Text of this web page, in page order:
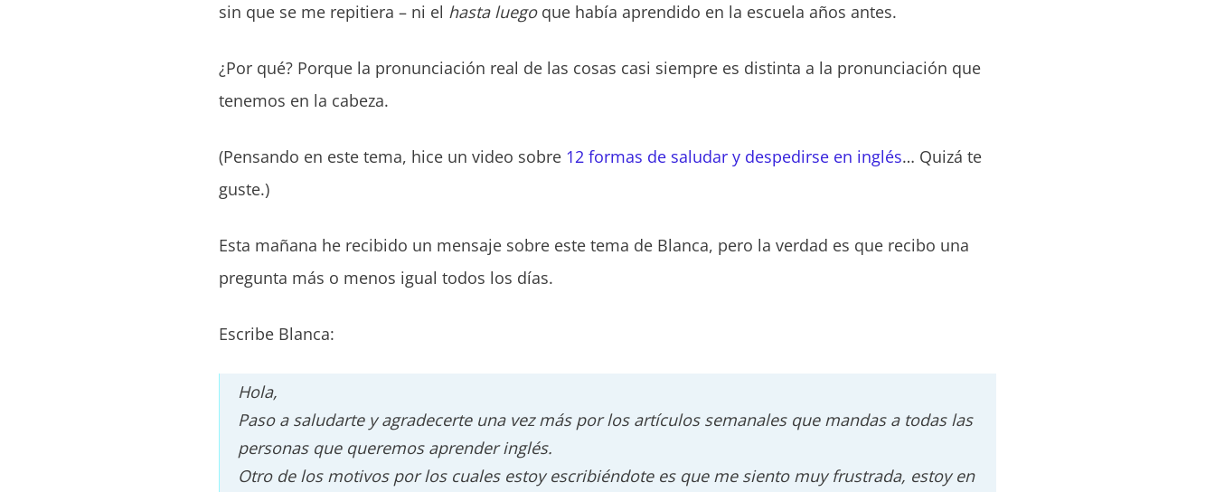
sin que se me repitiera – ni el hasta luego que había aprendido en la escuela años antes.
¿Por qué? Porque la pronunciación real de las cosas casi siempre es distinta a la pronunciación que
tenemos en la cabeza.
(Pensando en este tema, hice un video sobre 12 formas de saludar y despedirse en inglés… Quizá te
guste.)
Esta mañana he recibido un mensaje sobre este tema de Blanca, pero la verdad es que recibo una
pregunta más o menos igual todos los días.
Escribe Blanca:
Hola,
Paso a saludarte y agradecerte una vez más por los artículos semanales que mandas a todas las
personas que queremos aprender inglés.
Otro de los motivos por los cuales estoy escribiéndote es que me siento muy frustrada, estoy en